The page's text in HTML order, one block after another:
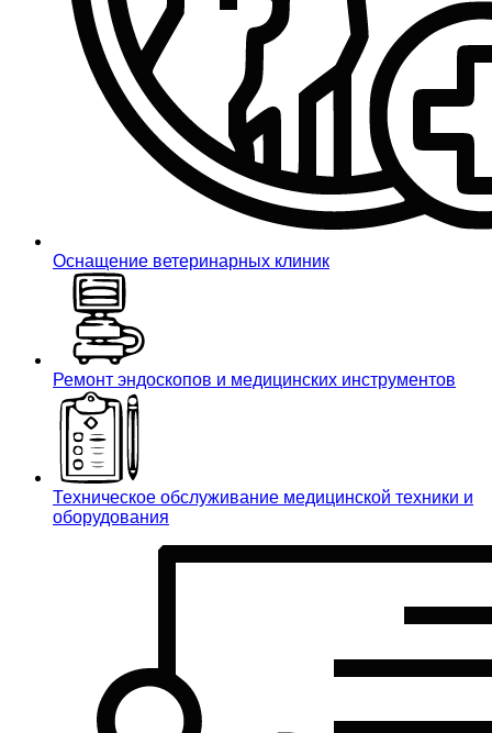
Оснащение ветеринарных клиник
Ремонт эндоскопов и медицинских инструментов
Техническое обслуживание медицинской техники и
оборудования